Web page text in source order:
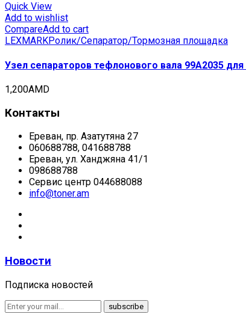
Quick View
Add to wishlist
CompareAdd to cart
LEXMARKРолик/Сепаратор/Тормозная площадка
Узел сепараторов тефлонового вала 99A2035
1,200AMD
Контакты
Ереван, пр. Азатутяна 27
060688788, 041688788
Ереван, ул. Ханджяна 41/1
098688788
Сервис центр 044688088
info@toner.am
Новости
Подписка новостей